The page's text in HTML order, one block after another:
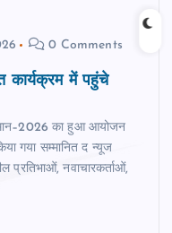
0 Comments
में पहुंचे
का हुआ आयोजन
गया सम्‍मानित द न्‍यूज
प्रतिभाओं, नवाचारकर्ताओं,